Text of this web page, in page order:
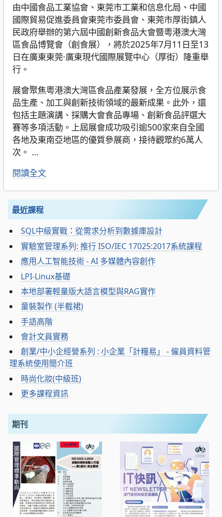
由中國食品工業協會、東莞市工業和信息化局、中國
國際貿易促進委員會東莞市委員會、東莞市厚街鎮人
民政府舉辦的第六屆中國創新食品大會暨粵港澳大灣
區食品博覽會（創食展），將於2025年7月11日至13
日在廣東東莞·廣東現代國際展覽中心（厚街）隆重舉
行。
展會聚焦粵港澳大灣區食品產業發展，全方位展示食
品生產、加工與創新技術領域的最新成果。此外，還
包括主題演講、採購大會食品專場、創新食品評選大
賽等多項活動。上屆展會成功吸引逾500家來自全國
各地及東南亞地區的優質參展商，接待觀眾約6萬人
次。 …
閱讀全文
最近課程
SQL中級實戰：從需求分析到數據庫設計
實驗室管理系列: 推行 ISO/IEC 17025:2017系統課程
應用人工智能技術 - AI 多媒體內容創作
LPI-Linux基礎
本地部署輕量版大語言模型與RAG實作
童裝製作 (半截裙)
手語高階
會計文員實務
創業/中小企經營系列 : 小企業「計糧易」 - 僱員資料管
理系統使用簡介班
時尚化妝(中級班)
更多課程資訊
期刊